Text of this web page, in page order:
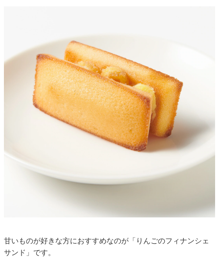
甘いものが好きな方におすすめなのが「りんごのフィナンシェ
サンド」です。